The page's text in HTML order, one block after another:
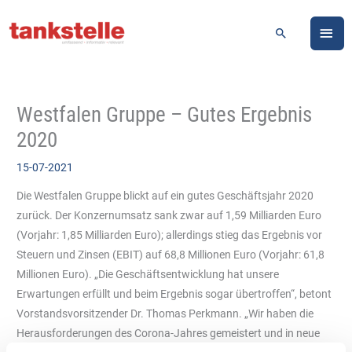
Inhalt
Suchen
Westfalen Gruppe – Gutes Ergebnis
2020
15-07-2021
Die Westfalen Gruppe blickt auf ein gutes Geschäftsjahr 2020
zurück. Der Konzernumsatz sank zwar auf 1,59 Milliarden Euro
(Vorjahr: 1,85 Milliarden Euro); allerdings stieg das Ergebnis vor
Steuern und Zinsen (EBIT) auf 68,8 Millionen Euro (Vorjahr: 61,8
Millionen Euro). „Die Geschäftsentwicklung hat unsere
Erwartungen erfüllt und beim Ergebnis sogar übertroffen“, betont
Vorstandsvorsitzender Dr. Thomas Perkmann. „Wir haben die
Herausforderungen des Corona-Jahres gemeistert und in neue